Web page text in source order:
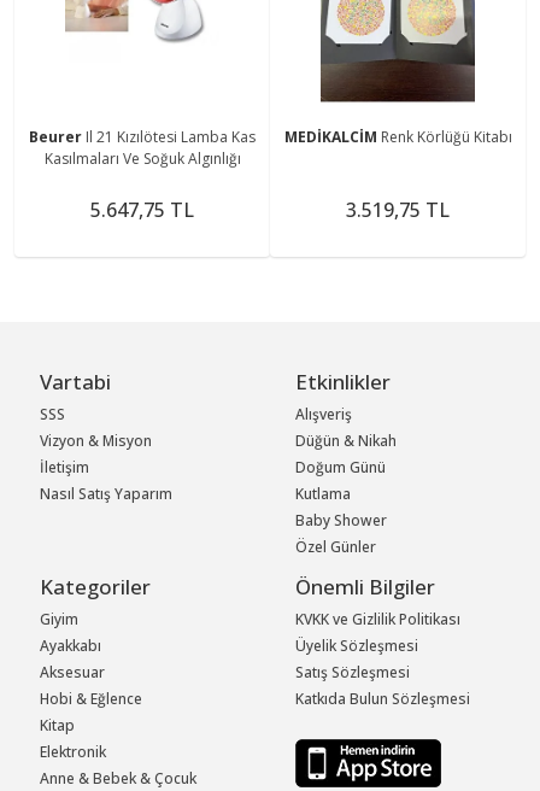
Beurer Il 21 Kızılötesi Lamba Kas
Kasılmaları Ve Soğuk Algınlığı
5.647,75 TL
MEDİKALCİM Renk Körlüğü Kitabı
3.519,75 TL
Vartabi
SSS
Vizyon & Misyon
İletişim
Nasıl Satış Yaparım
Etkinlikler
Alışveriş
Düğün & Nikah
Doğum Günü
Kutlama
Baby Shower
Özel Günler
Kategoriler
Giyim
Ayakkabı
Aksesuar
Hobi & Eğlence
Kitap
Elektronik
Anne & Bebek & Çocuk
Önemli Bilgiler
KVKK ve Gizlilik Politikası
Üyelik Sözleşmesi
Satış Sözleşmesi
Katkıda Bulun Sözleşmesi